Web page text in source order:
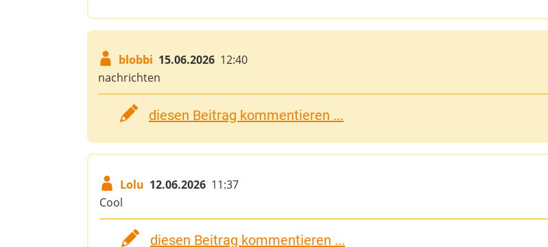
blobbi 15.06.2026 12:40
nachrichten
diesen Beitrag kommentieren ...
Lolu 12.06.2026 11:37
Cool
diesen Beitrag kommentieren ...